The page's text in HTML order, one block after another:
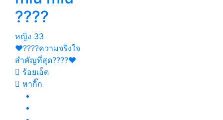
????
หญิง 33
❤️????ความจริงใจ
สำคัญที่สุด????❤️
ร้อยเอ็ด
หากิ๊ก